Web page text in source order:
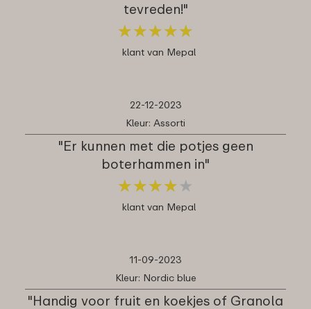
tevreden!"
★★★★★
★★★★★
klant van Mepal
22-12-2023
Kleur: Assorti
"Er kunnen met die potjes geen
boterhammen in"
★★★★ ★
★★★★ ★
klant van Mepal
11-09-2023
Kleur: Nordic blue
"Handig voor fruit en koekjes of Granola